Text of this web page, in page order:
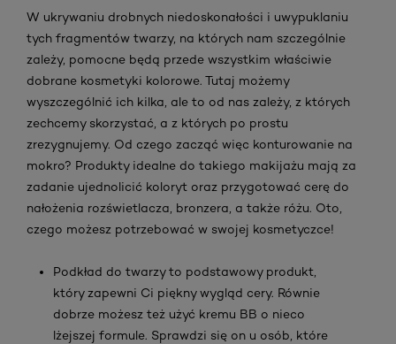
W ukrywaniu drobnych niedoskonałości i uwypuklaniu
tych fragmentów twarzy, na których nam szczególnie
zależy, pomocne będą przede wszystkim właściwie
dobrane kosmetyki kolorowe. Tutaj możemy
wyszczególnić ich kilka, ale to od nas zależy, z których
zechcemy skorzystać, a z których po prostu
zrezygnujemy. Od czego zacząć więc konturowanie na
mokro? Produkty idealne do takiego makijażu mają za
zadanie ujednolicić koloryt oraz przygotować cerę do
nałożenia rozświetlacza, bronzera, a także różu. Oto,
czego możesz potrzebować w swojej kosmetyczce!
Podkład do twarzy to podstawowy produkt,
który zapewni Ci piękny wygląd cery. Równie
dobrze możesz też użyć kremu BB o nieco
lżejszej formule. Sprawdzi się on u osób, które